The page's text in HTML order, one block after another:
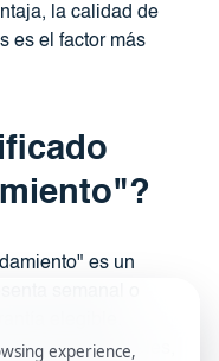
la calidad de
es el factor más
es un
elegible.
inventario actuales,